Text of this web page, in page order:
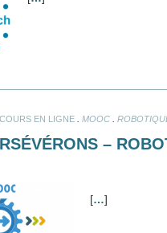
COURS EN LIGNE MOOC
–
[…]